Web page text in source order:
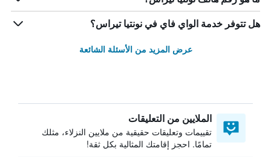
هل تتوفر خدمة الواي فاي في نونتيا تيراس؟
عرض المزيد من الأسئلة الشائعة
الملايين من التعليقات
تقييمات وتعليقات حقيقية من ملايين النزلاء، مثلك
تمامًا. احجز إقامتك المثالية بكل ثقة!